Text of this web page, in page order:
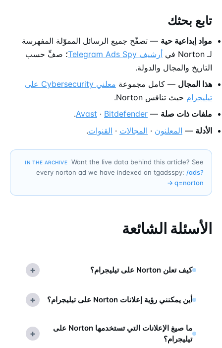
تابع بحثك
مواد إبداعية حية — تصفّح جميع الرسائل المموّلة المفهرسة
لـ Norton في
أرشيف Telegram Ads Spy
؛ صفِّ حسب
التاريخ والمجال والدولة.
هذا المجال — كامل مجموعة
معلني Cybersecurity على
تيليجرام حيث تنافس Norton.
ملفات ذات صلة —
Avast · Bitdefender
.
الأدلة — المعلنون · المجالات · القنوات.
IN THE ARCHIVE
Want the live data behind this article? See
every norton ad we have indexed on tgadsspy: /ads?
q=norton
→
الأسئلة الشائعة
كيف تعلن Norton على تيليجرام؟ +
أين يمكنني رؤية إعلانات Norton على تيليجرام؟ +
ما صيغ الإعلانات التي تستخدمها Norton على
تيليجرام؟
+